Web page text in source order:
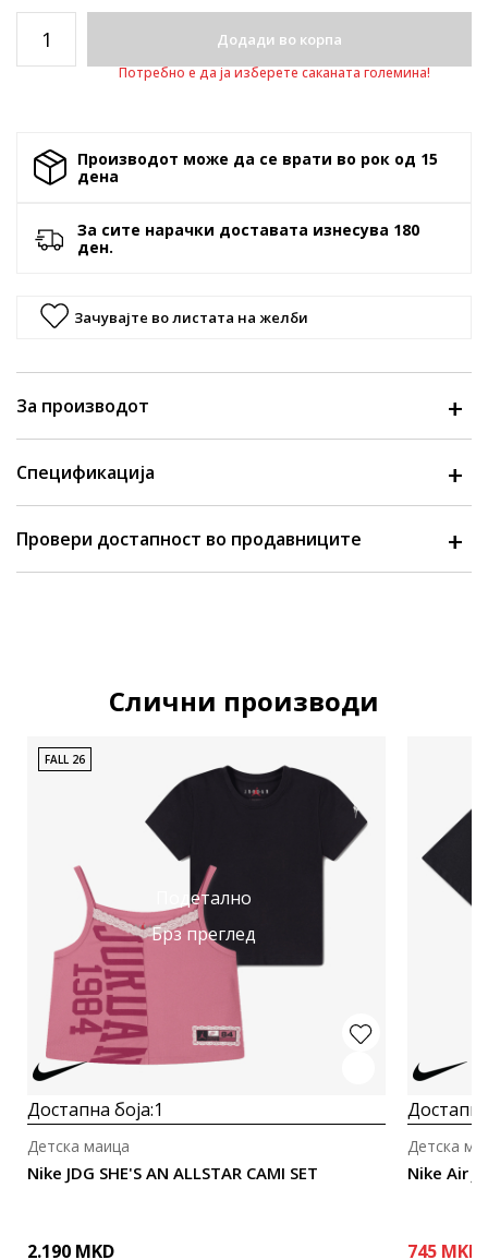
Додади во корпа
Потребно е да ја изберете саканата големина!
Производот може да се врати во рок од 15
денa
За сите нарачки доставата изнесува 180
ден.
Зачувајте во листата на желби
За производот
Спецификација
Провери достапност во продавниците
Слични производи
Подетално
Брз преглед
FALL 26
Достапна боја:1
Nike JDG SHE'S AN ALLSTAR CAMI SET
Детска маица
2.190 MKD
Nike Air
Детска
745 MKD